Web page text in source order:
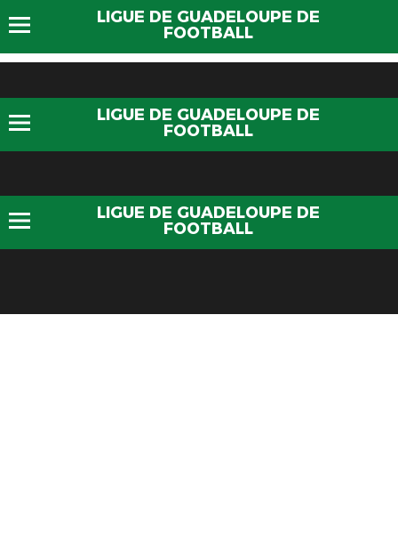
LIGUE DE GUADELOUPE DE
FOOTBALL